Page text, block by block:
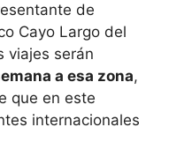
de
Cayo Largo del
viajes serán
a esa zona,
que en este
internacionales